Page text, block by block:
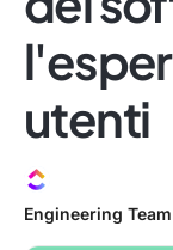
utenti
Engineering Team